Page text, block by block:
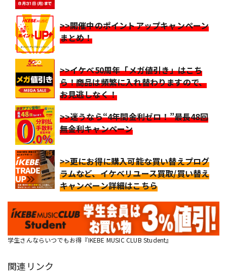
>>開催中のポイントアップキャンペーン
まとめ！
>>イケベ50周年「メガ値引き」はこち
ら！商品は頻繁に入れ替わりますので、
お見逃しなく！
>>迷うなら“4年間金利ゼロ！”最長48回
無金利キャンペーン
>>更にお得に購入可能な買い替えプログ
ラムなど、イケベリユース買取/買い替え
キャンペーン詳細はこちら
学生さんならいつでもお得『IKEBE MUSIC CLUB Student』
関連リンク